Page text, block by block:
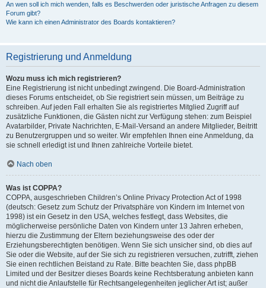
An wen soll ich mich wenden, falls es Beschwerden oder juristische Anfragen zu diesem
Forum gibt?
Wie kann ich einen Administrator des Boards kontaktieren?
Registrierung und Anmeldung
Wozu muss ich mich registrieren?
Eine Registrierung ist nicht unbedingt zwingend. Die Board-Administration
dieses Forums entscheidet, ob Sie registriert sein müssen, um Beiträge zu
schreiben. Auf jeden Fall erhalten Sie als registriertes Mitglied Zugriff auf
zusätzliche Funktionen, die Gästen nicht zur Verfügung stehen: zum Beispiel
Avatarbilder, Private Nachrichten, E-Mail-Versand an andere Mitglieder, Beitritt
zu Benutzergruppen und so weiter. Wir empfehlen Ihnen eine Anmeldung, da
sie schnell erledigt ist und Ihnen zahlreiche Vorteile bietet.
Nach oben
Was ist COPPA?
COPPA, ausgeschrieben Children’s Online Privacy Protection Act of 1998
(deutsch: Gesetz zum Schutz der Privatsphäre von Kindern im Internet von
1998) ist ein Gesetz in den USA, welches festlegt, dass Websites, die
möglicherweise persönliche Daten von Kindern unter 13 Jahren erheben,
hierzu die Zustimmung der Eltern beziehungsweise des oder der
Erziehungsberechtigten benötigen. Wenn Sie sich unsicher sind, ob dies auf
Sie oder die Website, auf der Sie sich zu registrieren versuchen, zutrifft, ziehen
Sie einen rechtlichen Beistand zu Rate. Bitte beachten Sie, dass phpBB
Limited und der Besitzer dieses Boards keine Rechtsberatung anbieten kann
und nicht die Anlaufstelle für Rechtsangelegenheiten jeglicher Art ist; außer